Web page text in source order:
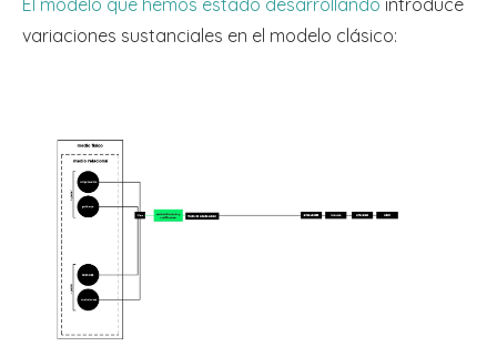
El modelo que hemos estado desarrollando introduce
variaciones sustanciales en el modelo clásico: